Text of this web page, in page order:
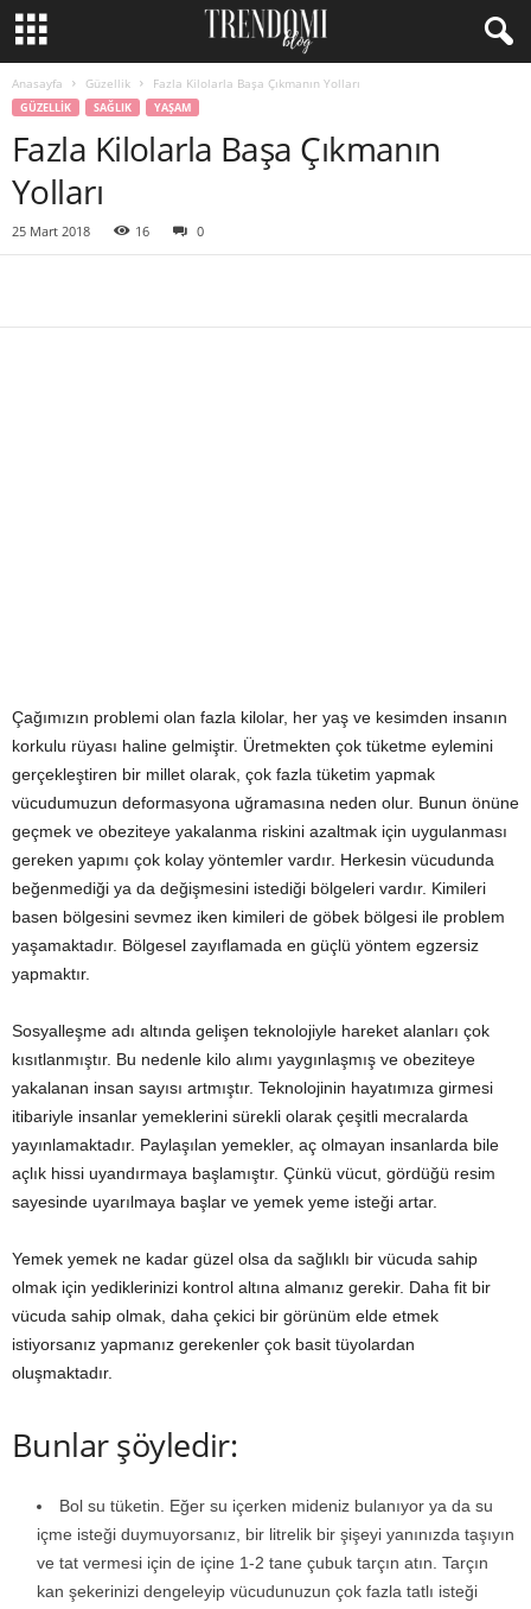
Anasayfa Güzellik Fazla Kilolarla Başa Çıkmanın Yolları
GÜZELLIK SAĞLIK YAŞAM
Fazla Kilolarla Başa Çıkmanın
Yolları
25 Mart 2018 16 0
Çağımızın problemi olan fazla kilolar, her yaş ve kesimden insanın
korkulu rüyası haline gelmiştir. Üretmekten çok tüketme eylemini
gerçekleştiren bir millet olarak, çok fazla tüketim yapmak
vücudumuzun deformasyona uğramasına neden olur. Bunun önüne
geçmek ve obeziteye yakalanma riskini azaltmak için uygulanması
gereken yapımı çok kolay yöntemler vardır. Herkesin vücudunda
beğenmediği ya da değişmesini istediği bölgeleri vardır. Kimileri
basen bölgesini sevmez iken kimileri de göbek bölgesi ile problem
yaşamaktadır. Bölgesel zayıflamada en güçlü yöntem egzersiz
yapmaktır.
Sosyalleşme adı altında gelişen teknolojiyle hareket alanları çok
kısıtlanmıştır. Bu nedenle kilo alımı yaygınlaşmış ve obeziteye
yakalanan insan sayısı artmıştır. Teknolojinin hayatımıza girmesi
itibariyle insanlar yemeklerini sürekli olarak çeşitli mecralarda
yayınlamaktadır. Paylaşılan yemekler, aç olmayan insanlarda bile
açlık hissi uyandırmaya başlamıştır. Çünkü vücut, gördüğü resim
sayesinde uyarılmaya başlar ve yemek yeme isteği artar.
Yemek yemek ne kadar güzel olsa da sağlıklı bir vücuda sahip
olmak için yediklerinizi kontrol altına almanız gerekir. Daha fit bir
vücuda sahip olmak, daha çekici bir görünüm elde etmek
istiyorsanız yapmanız gerekenler çok basit tüyolardan
oluşmaktadır.
Bunlar şöyledir:
Bol su tüketin. Eğer su içerken mideniz bulanıyor ya da su
içme isteği duymuyorsanız, bir litrelik bir şişeyi yanınızda taşıyın
ve tat vermesi için de içine 1-2 tane çubuk tarçın atın. Tarçın
kan şekerinizi dengeleyip vücudunuzun çok fazla tatlı isteği